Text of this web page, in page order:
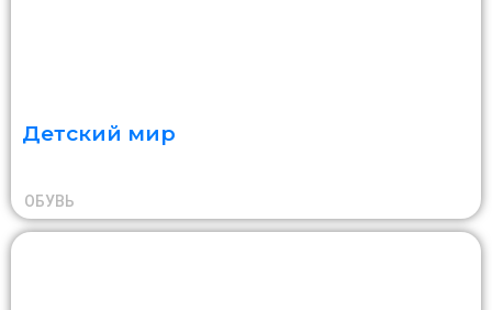
Детский мир
ОБУВЬ